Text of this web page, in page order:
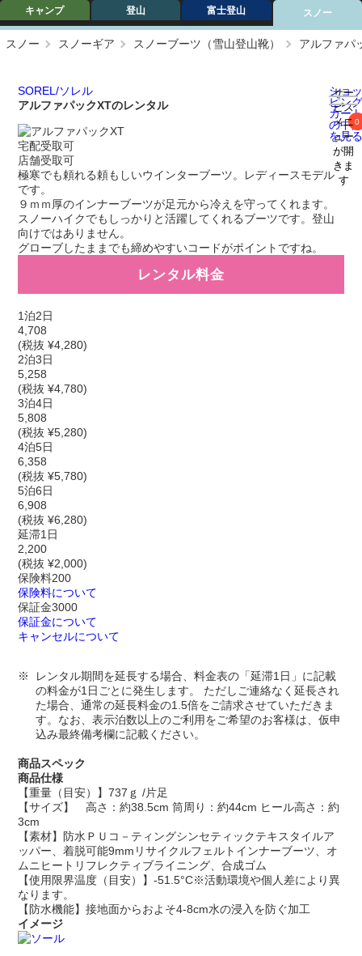
キャンプ 登山 富士登山 スノー
スノー スノーギア スノーブーツ（雪山登山靴） アルファパ
ショ
ピン
カー
の中
を見
0
サー
ビス
メニ
ュー
が開
きま
す
SOREL/ソレル
アルファパックXTのレンタル
宅配受取可
店舗受取可
極寒でも頼れる頼もしいウインターブーツ。レディースモデル
です。
９ｍｍ厚のインナーブーツが足元から冷えを守ってくれます。
スノーハイクでもしっかりと活躍してくれるブーツです。登山
向けではありません。
グローブしたままでも締めやすいコードがポイントですね。
レンタル料金
1泊2日
4,708
(税抜 ¥4,280)
2泊3日
5,258
(税抜 ¥4,780)
3泊4日
5,808
(税抜 ¥5,280)
4泊5日
6,358
(税抜 ¥5,780)
5泊6日
6,908
(税抜 ¥6,280)
延滞1日
2,200
(税抜 ¥2,000)
保険料200
保険料について
保証金3000
保証金について
キャンセルについて
レンタル期間を延長する場合、料金表の「延滞1日」に記載
の料金が1日ごとに発生します。 ただしご連絡なく延長され
た場合、通常の延長料金の1.5倍をご請求させていただきま
す。なお、表示泊数以上のご利用をご希望のお客様は、仮申
込み最終備考欄に記載ください。
商品スペック
商品仕様
【重量（目安）】737ｇ /片足
【サイズ】 高さ：約38.5cm 筒周り：約44cm ヒール高さ：約
3cm
【素材】防水ＰＵコ－ティングシンセティックテキスタイルア
ッパー、着脱可能9mmリサイクルフェルトインナーブーツ、オ
ムニヒートリフレクティブライニング、合成ゴム
【使用限界温度（目安）】-51.5°C※活動環境や個人差により異
なります。
【防水機能】接地面からおよそ4-8cm水の浸入を防ぐ加工
イメージ